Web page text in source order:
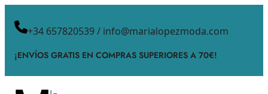
+34 657820539 / info@marialopezmoda.com
¡ENVÍOS GRATIS EN COMPRAS SUPERIORES A 70€!